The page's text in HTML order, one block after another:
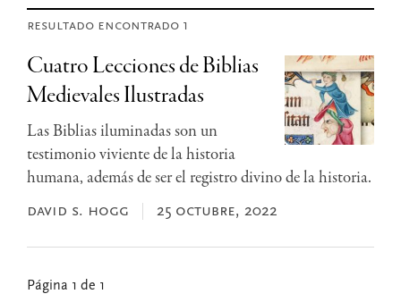
resultado encontrado 1
Cuatro Lecciones de Biblias
Medievales Ilustradas
Las Biblias iluminadas son un
testimonio viviente de la historia
humana, además de ser el registro divino de la historia.
david s. hogg 25 octubre, 2022
Página 1 de 1